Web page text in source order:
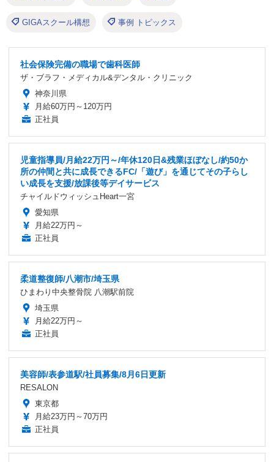
GIGAスクール構想 事例 トピックス
社会保険完備の職場で歯科医師
ザ・ブラフ・メディカル&デンタル・クリニック
神奈川県
月給60万円～120万円
正社員
児童指導員/月給22万円～/年休120日&残業ほぼなし/約50か
所の仲間と共に成長できるFC/「遊び」を通じてその子らし
い成長を支援/放課後等デイサービス
チャイルドウィッシュHeart一宮
愛知県
月給22万円～
正社員
柔道整復師/八潮市/埼玉県
ひまわり中央整骨院 八潮駅前院
埼玉県
月給22万円～
正社員
美容師/表参道駅/社員募集/8月6日更新
RESALON
東京都
月給23万円～70万円
正社員